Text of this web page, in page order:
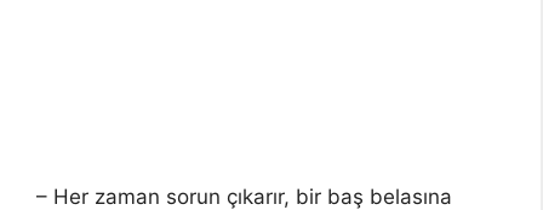
– Her zaman sorun çıkarır, bir baş belasına